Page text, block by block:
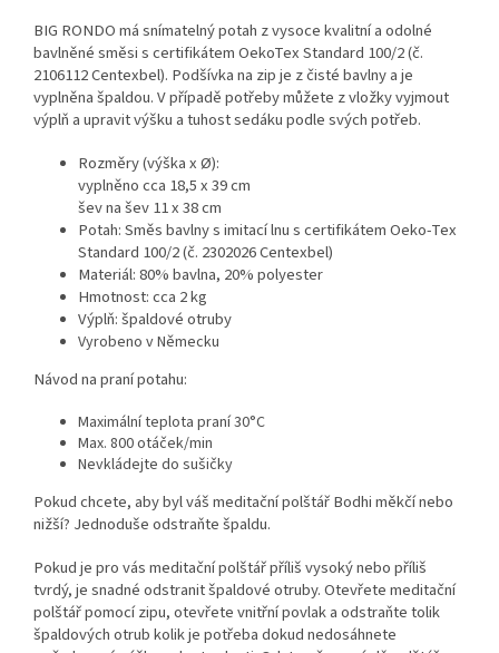
BIG RONDO má snímatelný potah z vysoce kvalitní a odolné
bavlněné směsi s certifikátem OekoTex Standard 100/2 (č.
2106112 Centexbel). Podšívka na zip je z čisté bavlny a je
vyplněna špaldou. V případě potřeby můžete z vložky vyjmout
výplň a upravit výšku a tuhost sedáku podle svých potřeb.
Rozměry (výška x Ø):
vyplněno cca 18,5 x 39 cm
šev na šev 11 x 38 cm
Potah:Směs bavlny s imitací lnu s certifikátem Oeko-Tex
Standard 100/2 (č. 2302026 Centexbel)
Materiál:80% bavlna, 20% polyester
Hmotnost: cca 2 kg
Výplň: špaldové otruby
Vyrobeno v Německu
Návod na praní potahu:
Maximální teplota praní 30°C
Max. 800 otáček/min
Nevkládejte do sušičky
Pokud chcete, aby byl váš meditační polštář Bodhi měkčí nebo
nižší? Jednoduše odstraňte špaldu.
Pokud je pro vás meditační polštář příliš vysoký nebo příliš
tvrdý, je snadné odstranit špaldové otruby. Otevřete meditační
polštář pomocí zipu, otevřete vnitřní povlak a odstraňte tolik
špaldových otrub kolik je potřeba dokud nedosáhnete